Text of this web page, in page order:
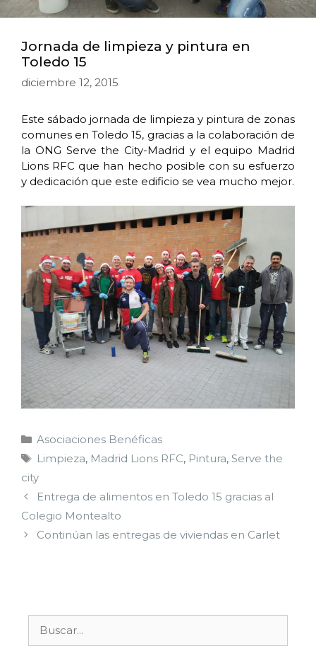
Jornada de limpieza y pintura en
Toledo 15
diciembre 12, 2015
Este sábado jornada de limpieza y pintura de zonas
comunes en Toledo 15, gracias a la colaboración de
la ONG Serve the City-Madrid y el equipo Madrid
Lions RFC que han hecho posible con su esfuerzo
y dedicación que este edificio se vea mucho mejor.
Asociaciones Benéficas
Limpieza, Madrid Lions RFC, Pintura, Serve the
city
Entrega de alimentos en Toledo 15 gracias al
Colegio Montealto
Continúan las entregas de viviendas en Carlet